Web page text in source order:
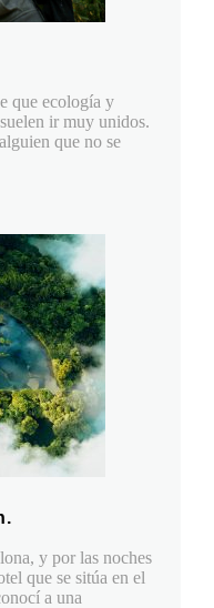
que ecología y
ir muy unidos.
que no se
y por las noches
que se sitúa en el
a una